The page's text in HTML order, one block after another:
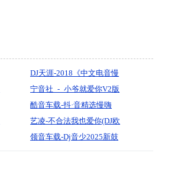
DJ天涯-2018《中文电音慢
摇【不仅仅是喜欢】开车
必放的中文车载大碟》
宁音社_-_小爷就爱你V2版
（DJ余意ReMix）
酷音车载-抖·音精选慢嗨
DJ《亲爱的人生没有岁月
静好》中文车载慢摇靓碟-
艺凌-不合法我也爱你(DJ欧
东-Electro2024)
领音车载-Dj音少2025新鼓